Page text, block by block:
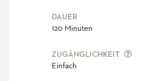
DAUER
120 Minuten
ZUGÄNGLICHKEIT
Einfach